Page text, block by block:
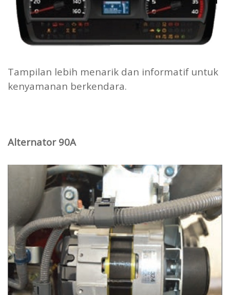
Tampilan lebih menarik dan informatif untuk
kenyamanan berkendara.
Alternator 90A